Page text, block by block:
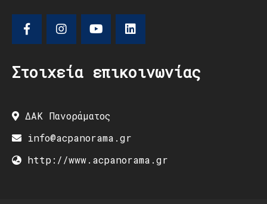
Στοιχεία επικοινωνίας
ΔΑΚ Πανοράματος
info@acpanorama.gr
http://www.acpanorama.gr